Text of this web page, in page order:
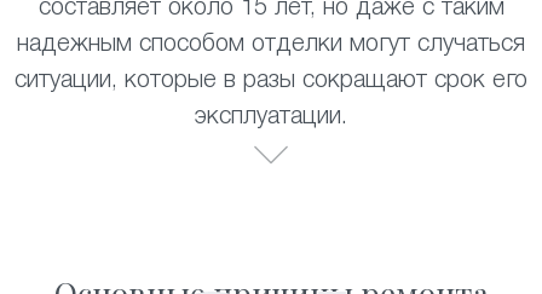
составляет около 15 лет, но даже с таким
надежным способом отделки могут случаться
ситуации, которые в разы сокращают срок его
эксплуатации.